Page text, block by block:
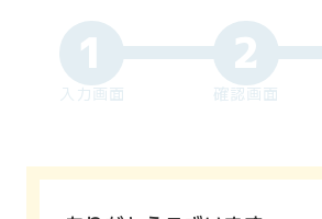
1
入力画面
2
確認画面